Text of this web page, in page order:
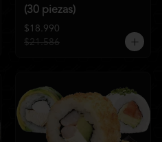
(30 piezas)
$18.990
$21.586